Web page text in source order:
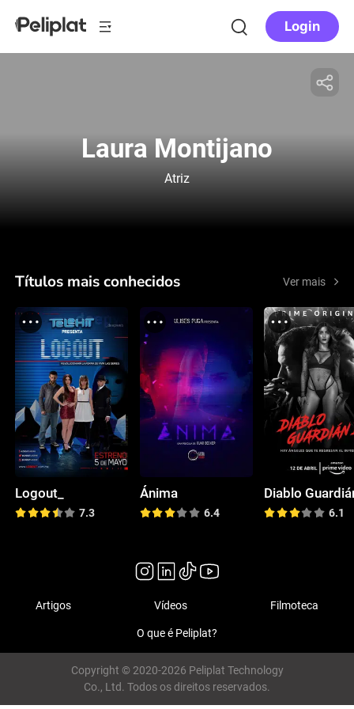
Login
Laura Montijano
Atriz
Títulos mais conhecidos Ver mais
Logout_
7.3
Ánima
6.4
Diablo
6.1
Artigos Vídeos Filmoteca
O que é Peliplat?
Copyright © 2020-2026 Peliplat Technology
Co., Ltd. Todos os direitos reservados.